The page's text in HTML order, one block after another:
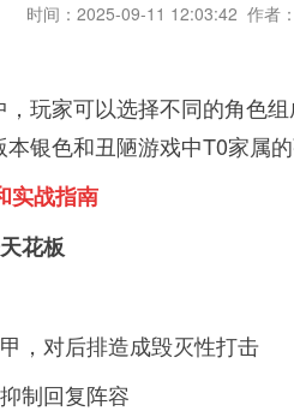
时间：2025-09-11 12:03:42 作者
玩家可以选择不同的角色
银色和丑陋游戏中T0家属
实战指南
花板
，对后排造成毁灭性打击
制回复阵容